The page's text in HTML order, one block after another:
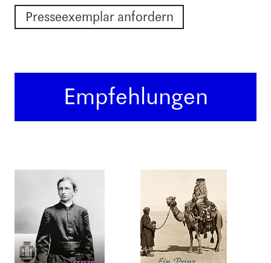
Presseexemplar anfordern
Empfehlungen